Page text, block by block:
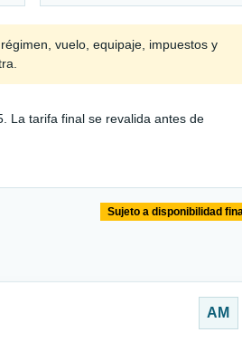
vuelo, equipaje, impuestos y
La tarifa final se revalida antes de
Sujeto a disponibilidad
AM